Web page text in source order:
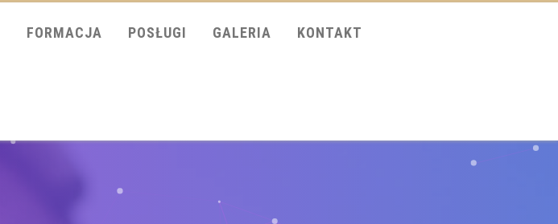
FORMACJA POSŁUGI GALERIA KONTAKT